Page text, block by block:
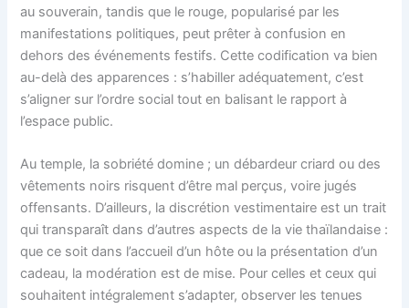
au souverain, tandis que le rouge, popularisé par les
manifestations politiques, peut prêter à confusion en
dehors des événements festifs. Cette codification va bien
au-delà des apparences : s’habiller adéquatement, c’est
s’aligner sur l’ordre social tout en balisant le rapport à
l’espace public.
Au temple, la sobriété domine ; un débardeur criard ou des
vêtements noirs risquent d’être mal perçus, voire jugés
offensants. D’ailleurs, la discrétion vestimentaire est un trait
qui transparaît dans d’autres aspects de la vie thaïlandaise :
que ce soit dans l’accueil d’un hôte ou la présentation d’un
cadeau, la modération est de mise. Pour celles et ceux qui
souhaitent intégralement s’adapter, observer les tenues